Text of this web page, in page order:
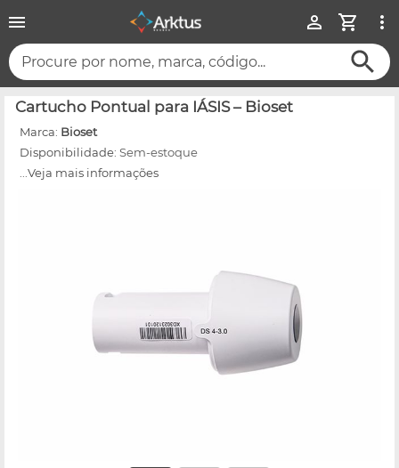
Procure por nome, marca, código...
Cartucho Pontual para IÁSIS – Bioset
Marca: Bioset
Disponibilidade: Sem-estoque
...Veja mais informações